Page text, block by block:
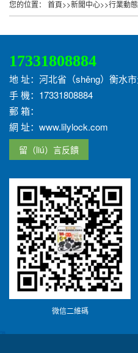
您的位置： 首頁>>新聞中心>>行業動態
17331808884
地 址：河北省（shěng）衡水
手 機：17331808884
郵 箱：
網 址：www.lilylock.com
留（liú）言反饋
微信二維碼